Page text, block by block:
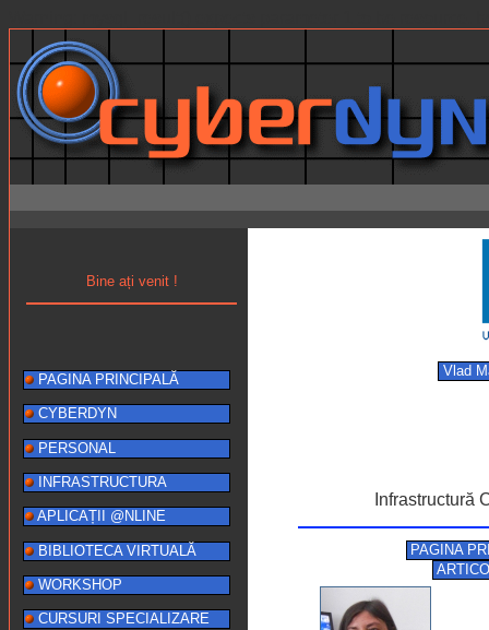
Bine ați venit !
PAGINA PRINCIPALĂ
CYBERDYN
PERSONAL
INFRASTRUCTURA
APLICAȚII @NLINE
BIBLIOTECA VIRTUALĂ
WORKSHOP
CURSURI SPECIALIZARE
Vlad
Infrastructură
PAGINA